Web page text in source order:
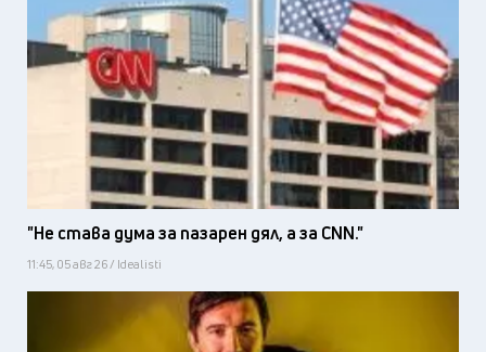
"Не става дума за пазарен дял, а за CNN."
11:45, 05 авг 26 / Idealisti